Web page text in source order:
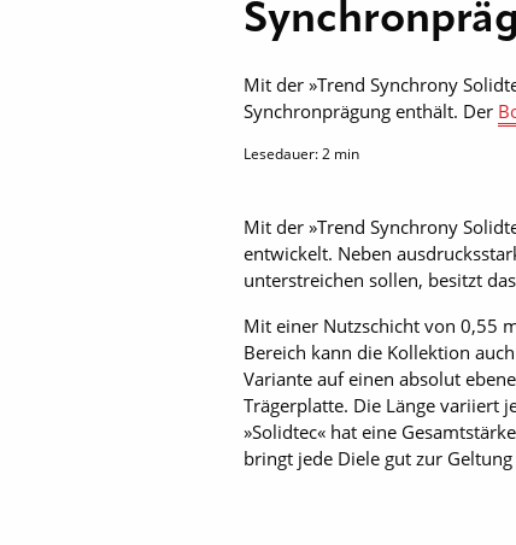
Mit der »Trend Synchrony
Synchronprägung enthält. Der
Lesedauer:2 min
Mit der »Trend Synchrony
entwickelt. Neben
unterstreichen sollen, besitzt
Mit einer Nutzschicht von 0,55
Bereich kann die Kollektion
Variante auf einen absolut
Trägerplatte. Die Länge variiert
»Solidtec« hat eine
bringt jede Diele gut zur